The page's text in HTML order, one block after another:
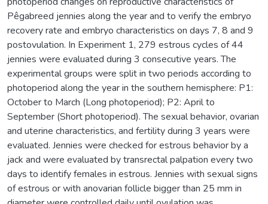
Pêgabreed jennies along the year and to verify the embryo
recovery rate and embryo characteristics on days 7, 8 and 9
postovulation. In Experiment 1, 279 estrous cycles of 44
jennies were evaluated during 3 consecutive years. The
experimental groups were split in two periods according to
photoperiod along the year in the southern hemisphere: P1:
October to March (Long photoperiod); P2: April to
September (Short photoperiod). The sexual behavior, ovarian
and uterine characteristics, and fertility during 3 years were
evaluated. Jennies were checked for estrous behavior by a
jack and were evaluated by transrectal palpation every two
days to identify females in estrous. Jennies with sexual signs
of estrous or with anovarian follicle bigger than 25 mm in